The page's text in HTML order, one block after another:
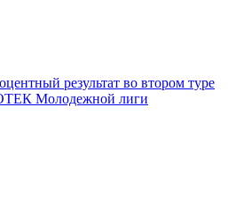
результат во втором туре
Молодежной лиги